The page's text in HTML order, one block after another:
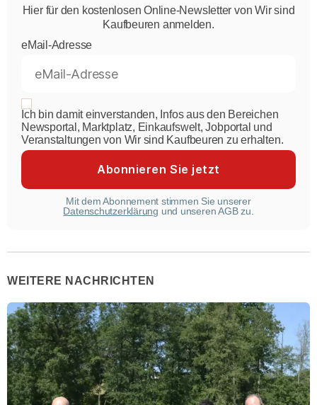
Hier für den kostenlosen Online-Newsletter von Wir sind
Kaufbeuren anmelden.
eMail-Adresse
Ich bin damit einverstanden, Infos aus den Bereichen
Newsportal, Marktplatz, Einkaufswelt, Jobportal und
Veranstaltungen von Wir sind Kaufbeuren zu erhalten.
Mit dem Abonnement stimmen Sie unserer
Datenschutzerklärung und unseren AGB zu.
WEITERE NACHRICHTEN